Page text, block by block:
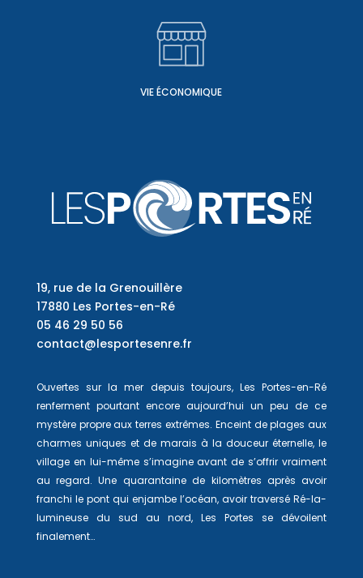
VIE ÉCONOMIQUE
19, rue de la Grenouillère
17880 Les Portes-en-Ré
05 46 29 50 56
contact@lesportesenre.fr
Ouvertes sur la mer depuis toujours, Les Portes-en-Ré
renferment pourtant encore aujourd’hui un peu de ce
mystère propre aux terres extrêmes. Enceint de plages aux
charmes uniques et de marais à la douceur éternelle, le
village en lui-même s’imagine avant de s’offrir vraiment
au regard. Une quarantaine de kilomètres après avoir
franchi le pont qui enjambe l’océan, avoir traversé Ré-la-
lumineuse du sud au nord, Les Portes se dévoilent
finalement…